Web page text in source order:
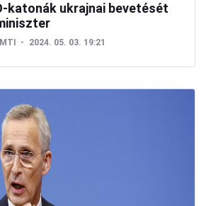
katonák ukrajnai bevetését
2024. 05. 03. 19:21